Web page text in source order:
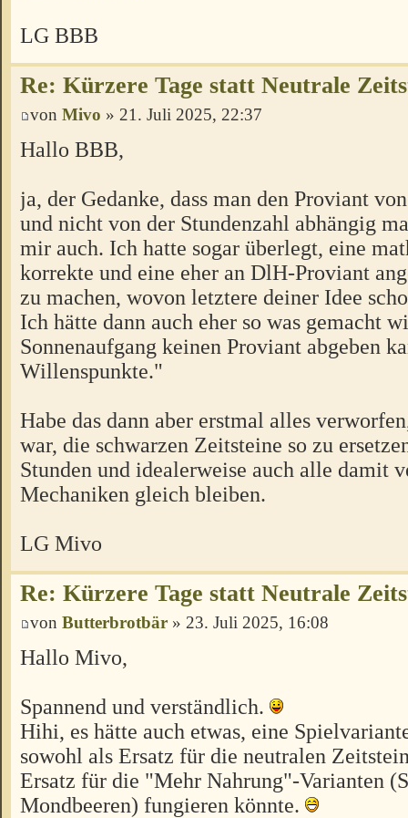
LG BBB
Re: Kürzere Tage statt Neutrale
von Mivo » 21. Juli 2025, 22:37
Hallo BBB,
ja, der Gedanke, dass man den Proviant
und nicht von der Stundenzahl abhängig
mir auch. Ich hatte sogar überlegt, eine
korrekte und eine eher an DlH-Proviant
zu machen, wovon letztere deiner Idee
Ich hätte dann auch eher so was gemacht
Sonnenaufgang keinen Proviant abgeben
Willenspunkte."
Habe das dann aber erstmal alles
war, die schwarzen Zeitsteine so zu
Stunden und idealerweise auch alle damit
Mechaniken gleich bleiben.
LG Mivo
Re: Kürzere Tage statt Neutrale
von Butterbrotbär » 23. Juli 2025, 16:08
Hallo Mivo,
Spannend und verständlich.
Hihi, es hätte auch etwas, eine
sowohl als Ersatz für die neutralen
Ersatz für die "Mehr Nahrung"-Varianten
Mondbeeren) fungieren könnte.